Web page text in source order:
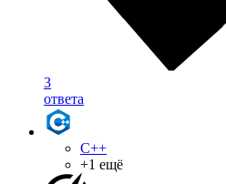
3
ответа
C++
+1 ещё